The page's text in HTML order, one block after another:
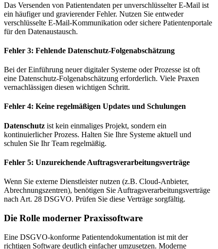
Das Versenden von Patientendaten per unverschlüsselter E-Mail ist
ein häufiger und gravierender Fehler. Nutzen Sie entweder
verschlüsselte E-Mail-Kommunikation oder sichere Patientenportale
für den Datenaustausch.
Fehler 3: Fehlende Datenschutz-Folgenabschätzung
Bei der Einführung neuer digitaler Systeme oder Prozesse ist oft
eine Datenschutz-Folgenabschätzung erforderlich. Viele Praxen
vernachlässigen diesen wichtigen Schritt.
Fehler 4: Keine regelmäßigen Updates und Schulungen
Datenschutz ist kein einmaliges Projekt, sondern ein
kontinuierlicher Prozess. Halten Sie Ihre Systeme aktuell und
schulen Sie Ihr Team regelmäßig.
Fehler 5: Unzureichende Auftragsverarbeitungsverträge
Wenn Sie externe Dienstleister nutzen (z.B. Cloud-Anbieter,
Abrechnungszentren), benötigen Sie Auftragsverarbeitungsverträge
nach Art. 28 DSGVO. Prüfen Sie diese Verträge sorgfältig.
Die Rolle moderner Praxissoftware
Eine DSGVO-konforme Patientendokumentation ist mit der
richtigen Software deutlich einfacher umzusetzen. Moderne